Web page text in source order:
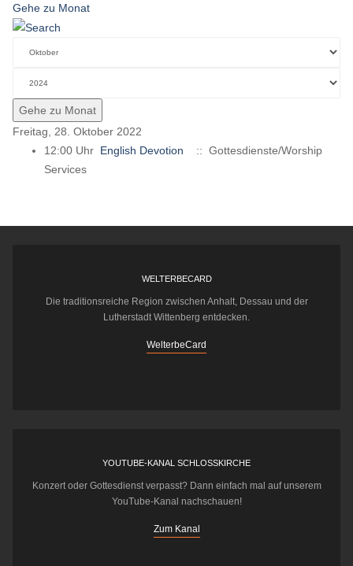
Gehe zu Monat
Gehe zu Monat
Freitag, 28. Oktober 2022
12:00 Uhr English Devotion
:: Gottesdienste/Worship
Services
WELTERBECARD
Die traditionsreiche Region zwischen Anhalt, Dessau und der
Lutherstadt Wittenberg entdecken.
WelterbeCard
YOUTUBE-KANAL SCHLOSSKIRCHE
Konzert oder Gottesdienst verpasst? Dann einfach mal auf unserem
YouTube-Kanal nachschauen!
Zum Kanal